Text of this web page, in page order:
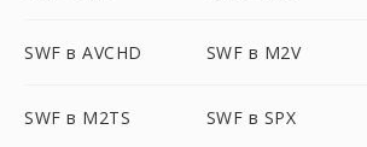
SWF в AVCHD SWF в M2V
SWF в M2TS SWF в SPX